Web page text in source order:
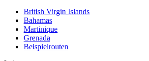
British Virgin Islands
Bahamas
Martinique
Grenada
Beispielrouten